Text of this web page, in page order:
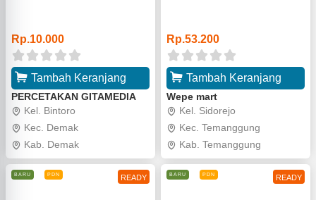
Rp.10.000
Tambah Keranjang
PERCETAKAN GITAMEDIA
Kel. Bintoro
Kec. Demak
Kab. Demak
Rp.53.200
Tambah Keranjang
Wepe mart
Kel. Sidorejo
Kec. Temanggung
Kab. Temanggung
READY
BARU PDN READY
BARU PDN